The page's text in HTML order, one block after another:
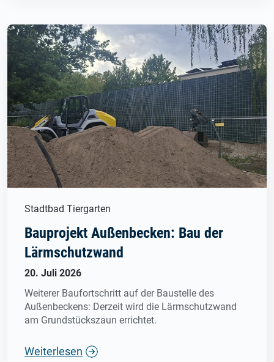
Stadtbad Tiergarten
Bauprojekt Außenbecken: Bau der
Lärmschutzwand
20. Juli 2026
Weiterer Baufortschritt auf der Baustelle des
Außenbeckens: Derzeit wird die Lärmschutzwand
am Grundstückszaun errichtet.
Weiterlesen